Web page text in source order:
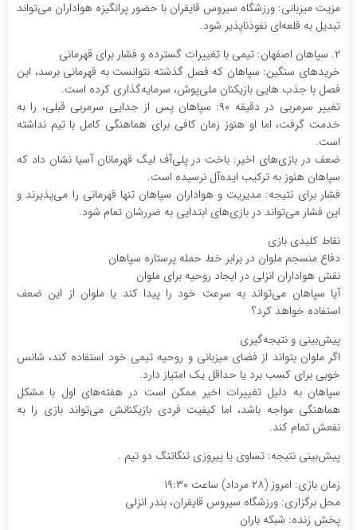
مزیت میزبانی: ورزشگاه سیروس قایقران با حضور پرانگیزه هواداران می‌تواند
تبدیل به قلعه‌ای نفوذناپذیر شود.
۲. سپاهان اصفهان: تیمی با تغییرات گسترده و فشار برای قهرمانی
خریدهای سنگین: سپاهان که فصل گذشته نتوانست به قهرمانی برسد، این
فصل با جذب ‌هایی بازیکنان ملی‌پوش، سرمایه‌گذاری کرده است.
تغییر سرمربی در دقیقه ۹۰: سپاهان پس از جدایی سرمربی قبلی، را به
خدمت گرفت، اما او هنوز زمان کافی برای هماهنگی کامل با تیم نداشته
است.
ضعف در بازی‌های اخیر: باخت در پلی‌آف لیگ قهرمانان آسیا نشان داد که
سپاهان هنوز به ترکیب ایده‌آل نرسیده است.
فشار برای نتیجه: مدیریت و هواداران سپاهان تنها قهرمانی را می‌پذیرند و
این فشار می‌تواند در بازی‌های ابتدایی به ضررشان تمام شود.
نقاط کلیدی بازی
دفاع منسجم ملوان در برابر خط حمله پرستاره سپاهان
نقش هواداران انزلی در ایجاد روحیه برای ملوان
آیا سپاهان می‌تواند به سرعت خود را پیدا کند یا ملوان از این ضعف
استفاده خواهد کرد؟
پیش‌بینی و نتیجه‌گیری
اگر ملوان بتواند از فضای میزبانی و روحیه تیمی خود استفاده کند، شانس
خوبی برای کسب برد یا حداقل یک امتیاز دارد.
سپاهان به دلیل تغییرات اخیر ممکن است در هفته‌های اول با مشکل
هماهنگی مواجه باشد، اما کیفیت فردی بازیکنانش می‌تواند بازی را به
نفعش تمام کند.
پیش‌بینی نتیجه: تساوی یا پیروزی تنگاتنگ دو تیم .
زمان بازی: امروز (۲۸ مرداد) ساعت ۱۹:۳۰
محل برگزاری: ورزشگاه سیروس قایقران، بندر انزلی
پخش زنده: شبکه باران